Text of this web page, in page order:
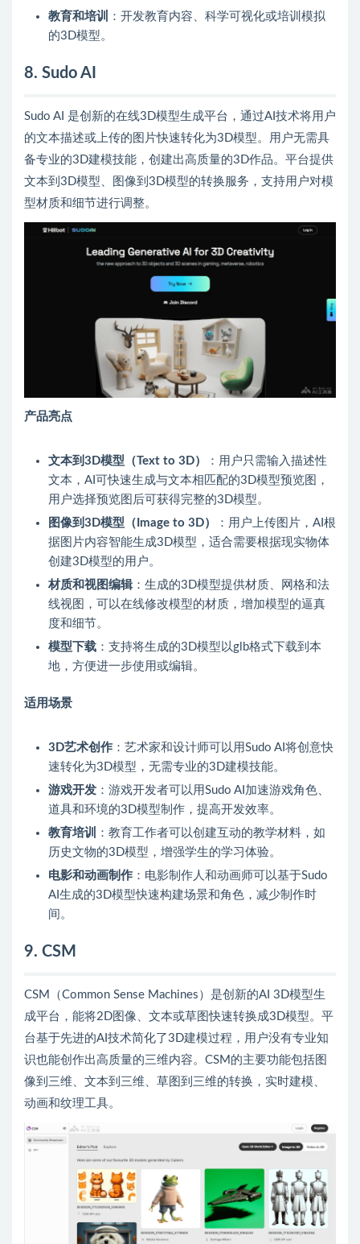
教育和培训
：开发教育内容、科学可视化或培训模拟
的3D模型。
8. Sudo AI
Sudo AI 是创新的在线3D模型生成平台，通过AI技术将用户
的文本描述或上传的图片快速转化为3D模型。用户无需具
备专业的3D建模技能，创建出高质量的3D作品。平台提供
文本到3D模型、图像到3D模型的转换服务，支持用户对模
型材质和细节进行调整。
产品亮点
文本到3D模型（Text to 3D）
：用户只需输入描述性
文本，AI可快速生成与文本相匹配的3D模型预览图，
用户选择预览图后可获得完整的3D模型。
图像到3D模型（Image to 3D）
：用户上传图片，AI根
据图片内容智能生成3D模型，适合需要根据现实物体
创建3D模型的用户。
材质和视图编辑：生成的3D模型提供材质、网格和法
线视图，可以在线修改模型的材质，增加模型的逼真
度和细节。
模型下载 ：支持将生成的3D模型以glb格式下载到本
地，方便进一步使用或编辑。
适用场景
3D艺术创作 ：艺术家和设计师可以用Sudo AI将创意快
速转化为3D模型，无需专业的3D建模技能。
游戏开发 ：游戏开发者可以用Sudo AI加速游戏角色、
道具和环境的3D模型制作，提高开发效率。
教育培训
：教育工作者可以创建互动的教学材料，如
历史文物的3D模型，增强学生的学习体验。
电影和动画制作 ：电影制作人和动画师可以基于Sudo
AI生成的3D模型快速构建场景和角色，减少制作时
间。
9. CSM
CSM（Common Sense Machines）是创新的AI 3D模型生
成平台，能将2D图像、文本或草图快速转换成3D模型。平
台基于先进的AI技术简化了3D建模过程，用户没有专业知
识也能创作出高质量的三维内容。CSM的主要功能包括图
像到三维、文本到三维、草图到三维的转换，实时建模、
动画和纹理工具。